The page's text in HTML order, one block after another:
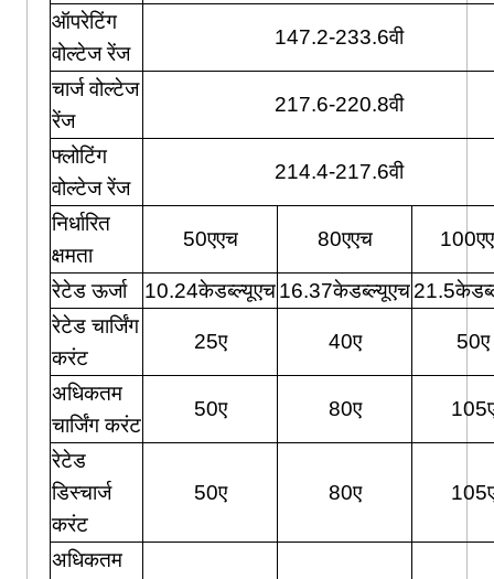
ऑपरेटिंग
वोल्टेज रेंज
147.2-233.6वी
चार्ज वोल्टेज
रेंज
217.6-220.8वी
फ्लोटिंग
वोल्टेज रेंज
214.4-217.6वी
निर्धारित
क्षमता
50एएच 80एएच
रेटेड ऊर्जा 10.24केडब्ल्यूएच16.37केडब्ल्यूएच
रेटेड चार्जिंग
करंट
25ए 40ए 50ए
अधिकतम
चार्जिंग करंट
50ए 80ए
रेटेड
डिस्चार्ज
करंट
50ए 80ए
अधिकतम